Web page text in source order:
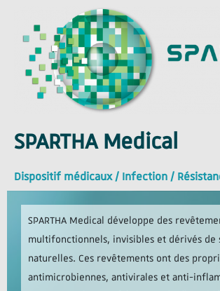
SPARTHA Medical
Dispositif médicaux / Infection /
SPARTHA Medical développe des
multifonctionnels, invisibles et dérivés de
naturelles. Ces revêtements ont des
antimicrobiennes, antivirales et anti-